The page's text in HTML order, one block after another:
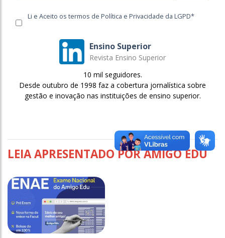
Li e Aceito os termos de Política e Privacidade da LGPD*
Ensino Superior
Revista Ensino Superior
10 mil seguidores.
Desde outubro de 1998 faz a cobertura jornalística sobre
gestão e inovação nas instituições de ensino superior.
LEIA APRESENTADO POR AMIGO EDU